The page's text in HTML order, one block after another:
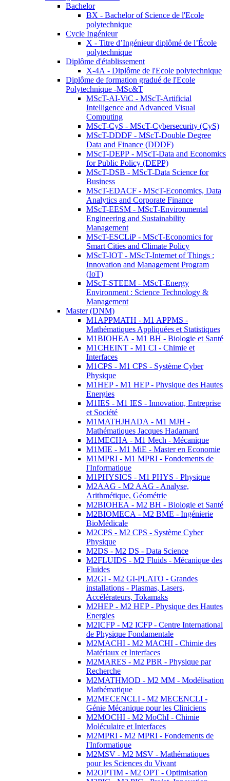
Bachelor
BX - Bachelor of Science de l'Ecole
polytechnique
Cycle Ingénieur
X - Titre d’Ingénieur diplômé de l’École
polytechnique
Diplôme d'établissement
X-4A - Diplôme de l'Ecole polytechnique
Diplôme de formation gradué de l'Ecole
Polytechnique -MSc&T
MScT-AI-ViC - MScT-Artificial
Intelligence and Advanced Visual
Computing
MScT-CyS - MScT-Cybersecurity (CyS)
MScT-DDDF - MScT-Double Degree
Data and Finance (DDDF)
MScT-DEPP - MScT-Data and Economics
for Public Policy (DEPP)
MScT-DSB - MScT-Data Science for
Business
MScT-EDACF - MScT-Economics, Data
Analytics and Corporate Finance
MScT-EESM - MScT-Environmental
Engineering and Sustainability
Management
MScT-ESCLiP - MScT-Economics for
Smart Cities and Climate Policy
MScT-IOT - MScT-Internet of Things :
Innovation and Management Program
(IoT)
MScT-STEEM - MScT-Energy
Environment : Science Technology &
Management
Master (DNM)
M1APPMATH - M1 APPMS -
Mathématiques Appliquées et Statistiques
M1BIOHEA - M1 BH - Biologie et Santé
M1CHEINT - M1 CI - Chimie et
Interfaces
M1CPS - M1 CPS - Système Cyber
Physique
M1HEP - M1 HEP - Physique des Hautes
Energies
M1IES - M1 IES - Innovation, Entreprise
et Société
M1MATHJHADA - M1 MJH -
Mathématiques Jacques Hadamard
M1MECHA - M1 Mech - Mécanique
M1MIE - M1 MiE - Master en Economie
M1MPRI - M1 MPRI - Fondements de
l'Informatique
M1PHYSICS - M1 PHYS - Physique
M2AAG - M2 AAG - Analyse,
Arithmétique, Géométrie
M2BIOHEA - M2 BH - Biologie et Santé
M2BIOMECA - M2 BME - Ingénierie
BioMédicale
M2CPS - M2 CPS - Système Cyber
Physique
M2DS - M2 DS - Data Science
M2FLUIDS - M2 Fluids - Mécanique des
Fluides
M2GI - M2 GI-PLATO - Grandes
installations - Plasmas, Lasers,
Accélérateurs, Tokamaks
M2HEP - M2 HEP - Physique des Hautes
Energies
M2ICFP - M2 ICFP - Centre International
de Physique Fondamentale
M2MACHI - M2 MACHI - Chimie des
Matériaux et Interfaces
M2MARES - M2 PBR - Physique par
Recherche
M2MATHMOD - M2 MM - Modélisation
Mathématique
M2MECENCLI - M2 MECENCLI -
Génie Mécanique pour les Cliniciens
M2MOCHI - M2 MoChI - Chimie
Moléculaire et Interfaces
M2MPRI - M2 MPRI - Fondements de
l'Informatique
M2MSV - M2 MSV - Mathématiques
pour les Sciences du Vivant
M2OPTIM - M2 OPT - Optimisation